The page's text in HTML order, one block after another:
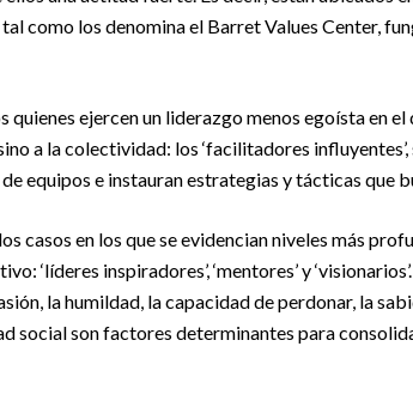
como los denomina el Barret Values Center,
quienes ejercen un liderazgo menos egoísta en
a la colectividad: los ‘facilitadores
equipos e instauran estrategias y tácticas que
casos en los que se evidencian niveles más
‘líderes inspiradores’, ‘mentores’ y
la humildad, la capacidad de perdonar, la
social son factores determinantes para